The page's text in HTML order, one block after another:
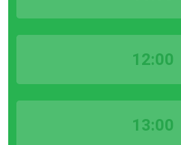
12:00
13:00